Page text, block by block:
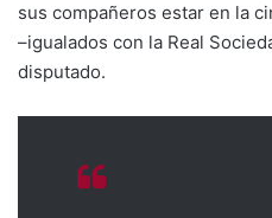
sus compañeros estar en la
–igualados con la Real
disputado.